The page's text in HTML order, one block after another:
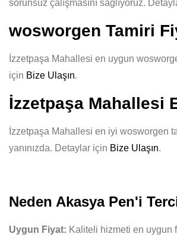
sorunsuz çalışmasını sağlıyoruz.
wosworgen Tamiri
İzzetpaşa Mahallesi en uygun
için Bize Ulaşın.
İzzetpaşa Mahallesi
İzzetpaşa Mahallesi en iyi wosworgen
yanınızda. Detaylar için Bize Ulaşın.
Neden Akasya Pen'i
Uygun Fiyat: Kaliteli hizmeti en uygun